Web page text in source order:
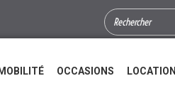
SEARCH
FOR:
OCCASIONS LOCATION